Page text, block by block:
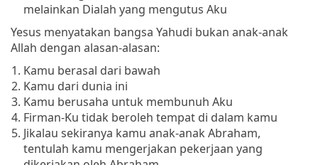
melainkan Dialah yang mengutus Aku
Yesus menyatakan bangsa Yahudi bukan anak-anak
Allah dengan alasan-alasan:
Kamu berasal dari bawah
Kamu dari dunia ini
Kamu berusaha untuk membunuh Aku
Firman-Ku tidak beroleh tempat di dalam kamu
Jikalau sekiranya kamu anak-anak Abraham,
tentulah kamu mengerjakan pekerjaan yang